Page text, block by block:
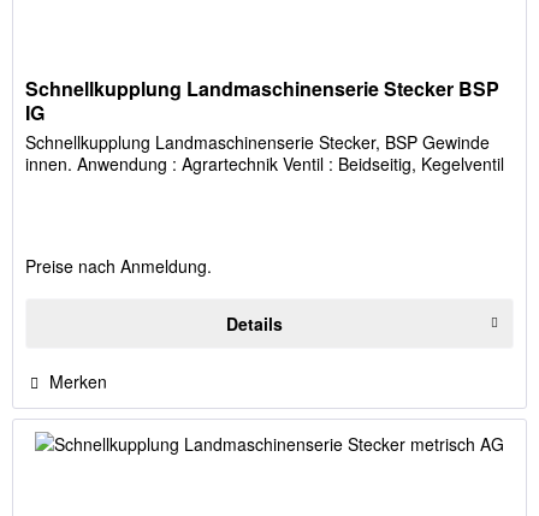
Schnellkupplung Landmaschinenserie Stecker BSP
IG
Schnellkupplung Landmaschinenserie Stecker, BSP Gewinde
innen. Anwendung : Agrartechnik Ventil : Beidseitig, Kegelventil
Preise nach Anmeldung.
Details
Merken